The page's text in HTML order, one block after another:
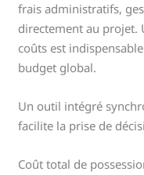
frais administratifs,
directement au projet.
coûts est
budget global.
Un outil intégré
facilite la prise de
Coût total de